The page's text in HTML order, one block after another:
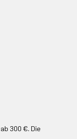
300 €. Die